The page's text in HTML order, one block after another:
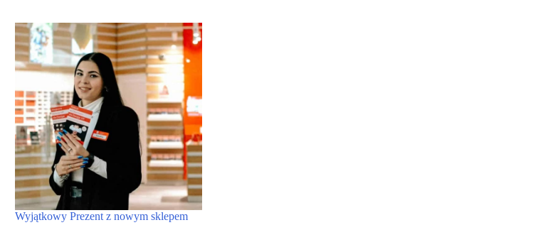
Wyjątkowy Prezent z nowym sklepem